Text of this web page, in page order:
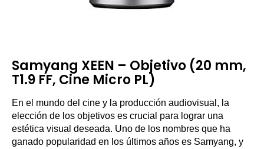
Samyang XEEN – Objetivo (20 mm,
T1.9 FF, Cine Micro PL)
En el mundo del cine y la producción audiovisual, la
elección de los objetivos es crucial para lograr una
estética visual deseada. Uno de los nombres que ha
ganado popularidad en los últimos años es Samyang, y